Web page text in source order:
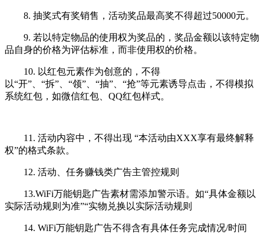
8. 抽奖式有奖销售，活动奖品最高奖不得超过50000元。
9. 若以特定物品的使用权为奖品的，奖品金额以该特定物
品自身的价格为评估标准，而非使用权的价格。
10. 以红包元素作为创意的，不得
以“开”、“拆”、“领”、“抽”、“抢”等元素诱导点击，不得模拟
系统红包，如微信红包、QQ红包样式。
11. 活动内容中，不得出现 “本活动由XXX享有最终解释
权”的格式条款。
12. 活动、任务赚钱类广告主管控规则
13.WiFi万能钥匙广告素材需添加警示语。如“具体金额以
实际活动规则为准”“实物兑换以实际活动规则
14. WiFi万能钥匙广告不得含有具体任务完成情况/时间